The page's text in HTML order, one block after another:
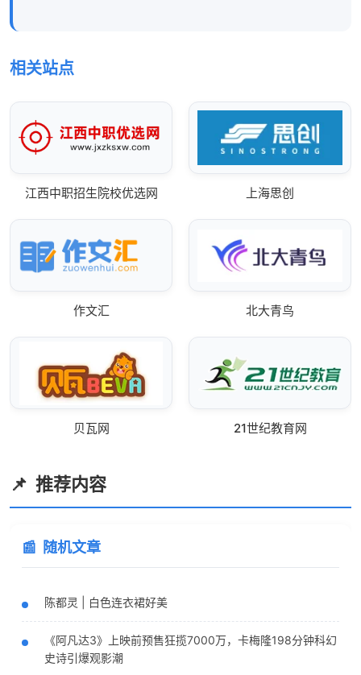
相关站点
江西中职招生院校优选网 上海思创
作文汇 北大青鸟
贝瓦网 21世纪教育网
推荐内容
随机文章
陈都灵 | 白色连衣裙好美
《阿凡达3》上映前预售狂揽7000万，卡梅隆198分钟科幻
史诗引爆观影潮